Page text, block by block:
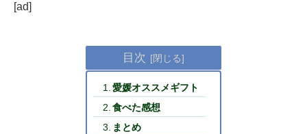
[ad]
目次
愛媛オススメギフト
食べた感想
まとめ